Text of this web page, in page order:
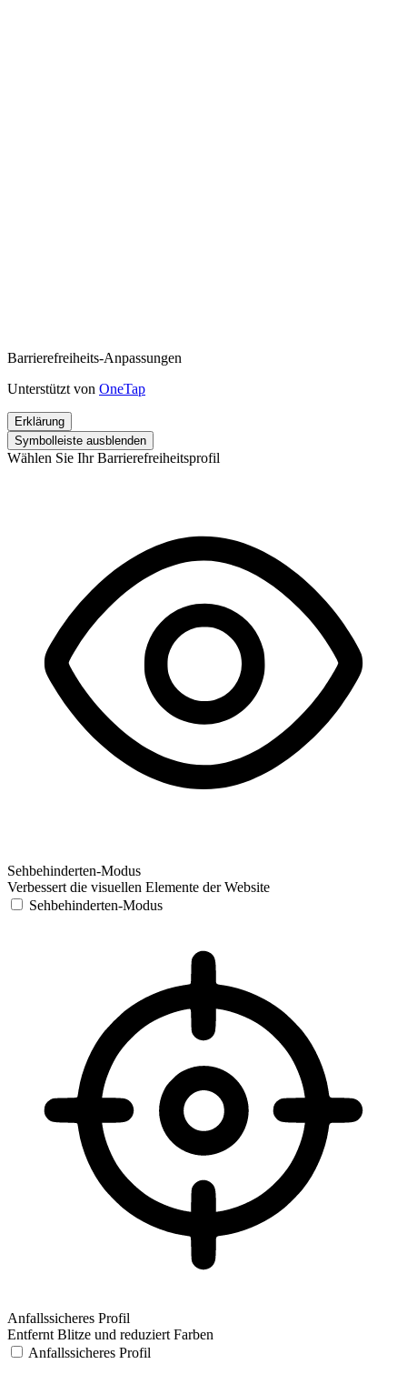
Barrierefreiheits-Anpassungen
Unterstützt von OneTap
Erklärung
Symbolleiste ausblenden
Wählen Sie Ihr Barrierefreiheitsprofil
Sehbehinderten-Modus
Verbessert die visuellen Elemente der Website
Sehbehinderten-Modus
Anfallssicheres Profil
Entfernt Blitze und reduziert Farben
Anfallssicheres Profil